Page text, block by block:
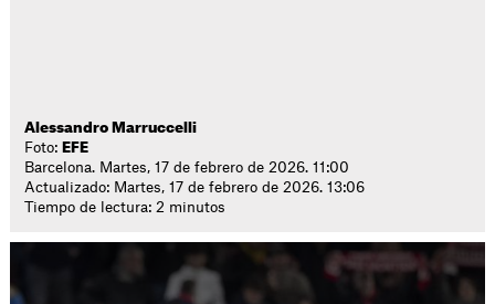
Alessandro Marruccelli
Foto: EFE
Barcelona. Martes, 17 de febrero de 2026. 11:00
Actualizado: Martes, 17 de febrero de 2026. 13:06
Tiempo de lectura: 2 minutos